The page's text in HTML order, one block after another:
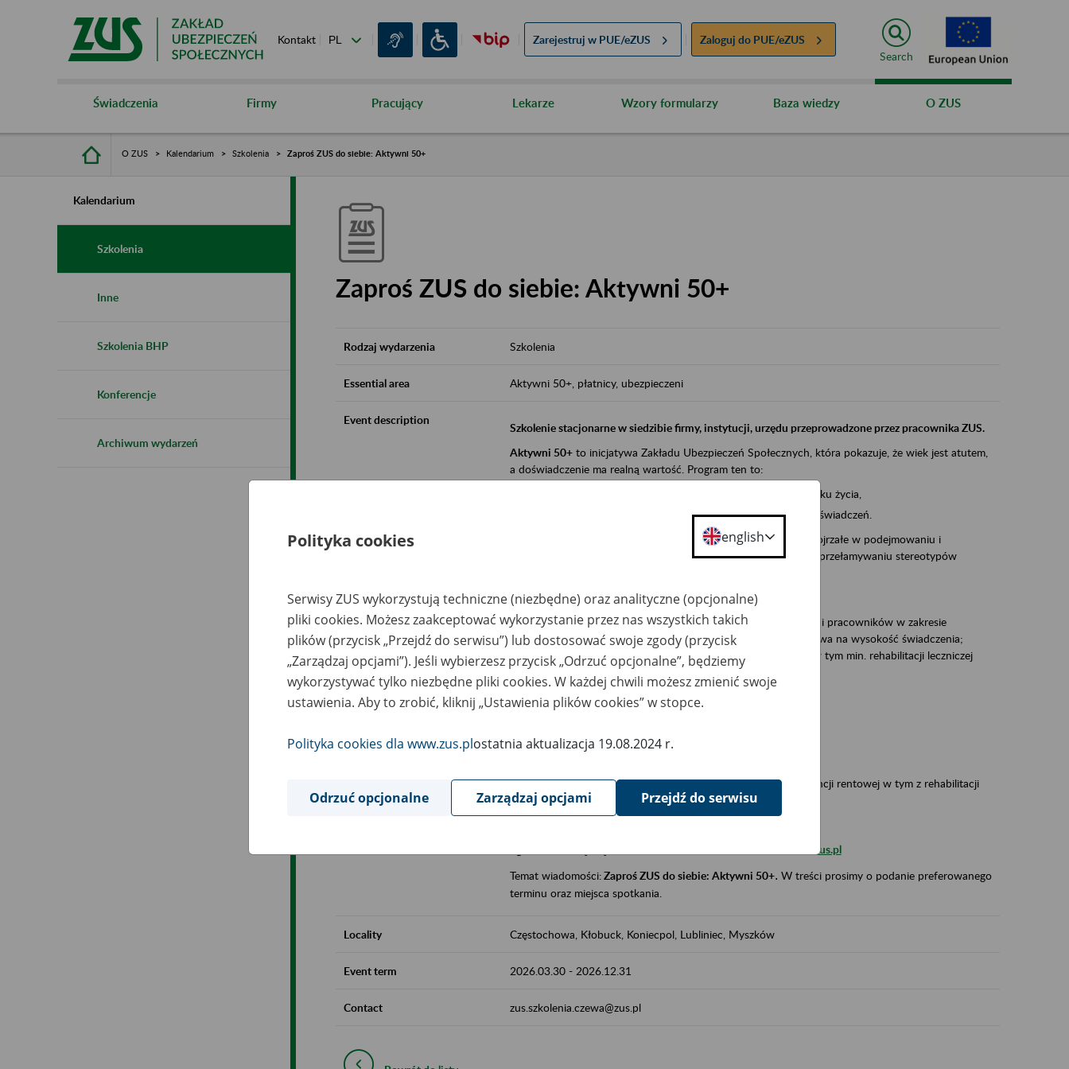
Kontakt Zarejestruj w PUE/eZUS Zaloguj do PUE/eZUS
Search
Świadczenia Firmy Pracujący Lekarze Wzory formularzy Baza wiedzy O ZUS
O ZUS Kalendarium Szkolenia Zaproś ZUS do siebie: Aktywni 50+
Kalendarium
Szkolenia
Inne
Szkolenia BHP
Konferencje
Archiwum wydarzeń
Zaproś ZUS do siebie: Aktywni 50+
Rodzaj wydarzenia Szkolenia
Essential area Aktywni 50+, płatnicy, ubezpieczeni
Event description
Szkolenie stacjonarne w siedzibie firmy, instytucji, urzędu przeprowadzone przez pracownika ZUS.
Aktywni 50+to inicjatywa Zakładu Ubezpieczeń Społecznych, która pokazuje, że wiek jest atutem,
a doświadczenie ma realną wartość. Program ten to:
promocja aktywności zawodowej osób po pięćdziesiątym roku życia,
zachęcanie do świadomego planowania kariery i przyszłych świadczeń.
ZUS przez działania informacyjne i edukacyjne wspiera osoby dojrzałe w podejmowaniu i
kontynuowaniu aktywności zawodowej, dbaniu o zdrowie oraz przełamywaniu stereotypów
Aktywni 50+to współpraca ZUS z organizacjami pracodawców i pracowników w zakresie
edukowania nt. systemu emerytalnego w Polsce – tego co wpływa na wysokość świadczenia;
działań z obszaru prewencji wypadkowej i prewencji rentowej w tym min. rehabilitacji leczniczej
realizowanej przez ZUS.
W ramach inicjatywy Aktywni 50+, ZUS edukuje:
jak zwiększyć emeryturę,
jak skorzystać z programów prewencji wypadkowej i prewencji rentowej w tym z rehabilitacji
leczniczej prowadzonej przez ZUS.
zus.szkolenia.czewa@zus.pl
Temat wiadomości:Zaproś ZUS do siebie: Aktywni 50+. W treści prosimy o podanie preferowanego
terminu oraz miejsca spotkania.
Locality Częstochowa, Kłobuck, Koniecpol, Lubliniec, Myszków
Event term 2026.03.30 - 2026.12.31
Contact zus.szkolenia.czewa@zus.pl
Polityka cookies english
Serwisy ZUS wykorzystują techniczne (niezbędne) oraz analityczne (opcjonalne)
pliki cookies. Możesz zaakceptować wykorzystanie przez nas wszystkich takich
plików (przycisk „Przejdź do serwisu”) lub dostosować swoje zgody (przycisk
„Zarządzaj opcjami”). Jeśli wybierzesz przycisk „Odrzuć opcjonalne”, będziemy
wykorzystywać tylko niezbędne pliki cookies. W każdej chwili możesz zmienić swoje
ustawienia. Aby to zrobić, kliknij „Ustawienia plików cookies” w stopce.
Polityka cookies dla www.zus.plostatnia aktualizacja 19.08.2024 r.
Odrzuć opcjonalne Zarządzaj opcjami Przejdź do serwisu